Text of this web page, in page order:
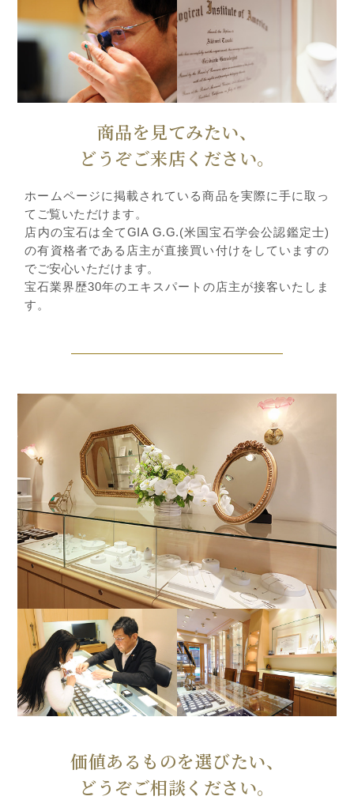
商品を見てみたい、
どうぞご来店ください。
ホームページに掲載されている商品を実際に手に取っ
てご覧いただけます。
店内の宝石は全てGIA G.G.(米国宝石学会公認鑑定士)
の有資格者である店主が直接買い付けをしていますの
でご安心いただけます。
宝石業界歴30年のエキスパートの店主が接客いたしま
す。
価値あるものを選びたい、
どうぞご相談ください。